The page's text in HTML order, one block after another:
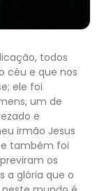
todos
céu e que nos
ele foi
um de
e
irmão Jesus
também foi
os
a glória que o